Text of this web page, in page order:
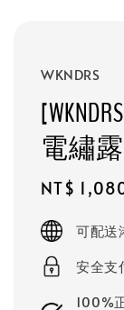
WKNDRS
電繡
Sale
NT$
可配送
安全支
100%